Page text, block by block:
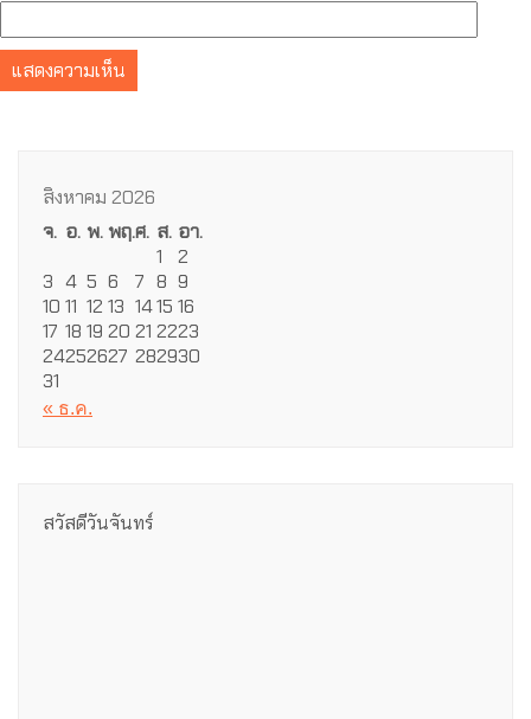
สิงหาคม 2026
จ. อ. พ.พฤ.ศ. ส. อา.
1
2
3 4 5 6 7 8 9
10 11 12 13 1415 16
17 18 19 20 21 2223
24252627 282930
31
« ธ.ค.
สวัสดีวันจันทร์